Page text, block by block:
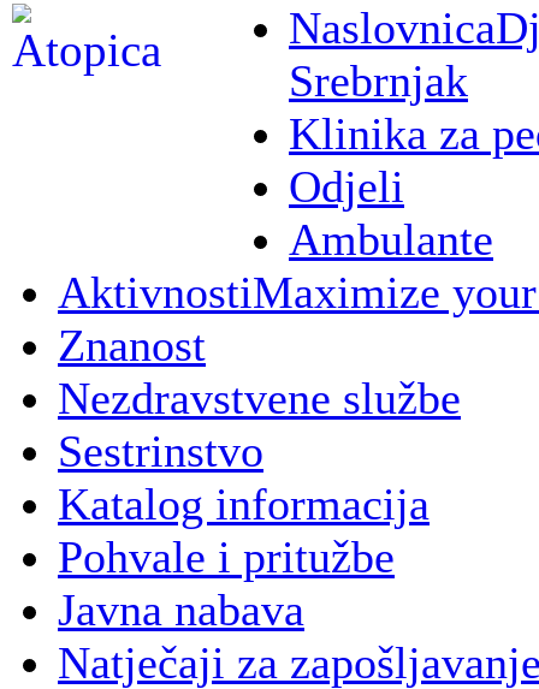
Naslovnica
Srebrnjak
Klinika za
Odjeli
Ambulante
AktivnostiMaximize
Znanost
Nezdravstvene službe
Sestrinstvo
Katalog informacija
Pohvale i pritužbe
Javna nabava
Natječaji za